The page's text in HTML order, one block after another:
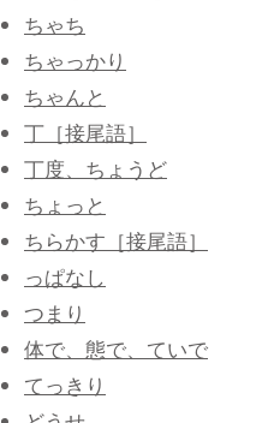
ちゃち
ちゃっかり
ちゃんと
丁［接尾語］
丁度、ちょうど
ちょっと
ちらかす［接尾語］
っぱなし
つまり
体で、態で、ていで
てっきり